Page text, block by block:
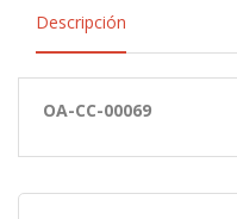
Descripción
OA-CC-00069